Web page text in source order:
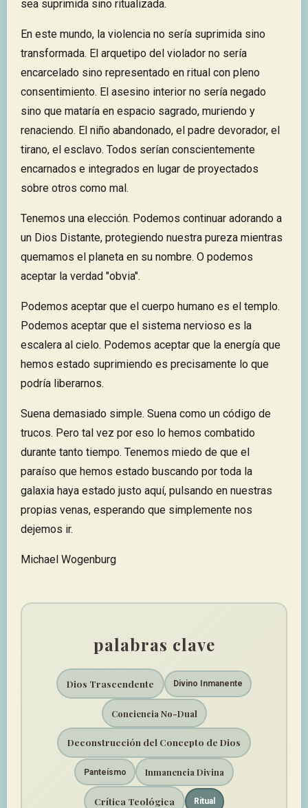
sea suprimida sino ritualizada.
En este mundo, la violencia no sería suprimida sino
transformada. El arquetipo del violador no sería
encarcelado sino representado en ritual con pleno
consentimiento. El asesino interior no sería negado
sino que mataría en espacio sagrado, muriendo y
renaciendo. El niño abandonado, el padre devorador, el
tirano, el esclavo. Todos serían conscientemente
encarnados e integrados en lugar de proyectados
sobre otros como mal.
Tenemos una elección. Podemos continuar adorando a
un Dios Distante, protegiendo nuestra pureza mientras
quemamos el planeta en su nombre. O podemos
aceptar la verdad "obvia".
Podemos aceptar que el cuerpo humano es el templo.
Podemos aceptar que el sistema nervioso es la
escalera al cielo. Podemos aceptar que la energía que
hemos estado suprimiendo es precisamente lo que
podría liberarnos.
Suena demasiado simple. Suena como un código de
trucos. Pero tal vez por eso lo hemos combatido
durante tanto tiempo. Tenemos miedo de que el
paraíso que hemos estado buscando por toda la
galaxia haya estado justo aquí, pulsando en nuestras
propias venas, esperando que simplemente nos
dejemos ir.
Michael Wogenburg
palabras clave
Dios Trascendente Divino Inmanente
Conciencia No-Dual
Deconstrucción del Concepto de Dios
Panteísmo Inmanencia Divina
Crítica Teológica Ritual